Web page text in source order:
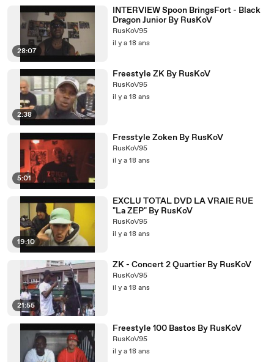
28:07
INTERVIEW Spoon BringsFort - Black
Dragon Junior By RusKoV
RusKoV95
il y a 18 ans
2:38
Freestyle ZK By RusKoV
RusKoV95
il y a 18 ans
5:01
Fresstyle Zoken By RusKoV
RusKoV95
il y a 18 ans
19:10
EXCLU TOTAL DVD LA VRAIE RUE
"La ZEP" By RusKoV
RusKoV95
il y a 18 ans
21:55
ZK - Concert 2 Quartier By RusKoV
RusKoV95
il y a 18 ans
Freestyle 100 Bastos By RusKoV
RusKoV95
il y a 18 ans